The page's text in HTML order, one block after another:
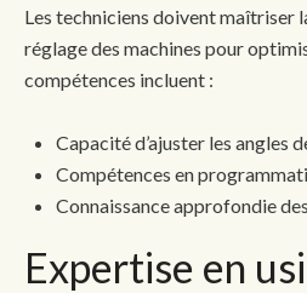
Les techniciens doivent maîtriser
réglage des machines pour
compétences incluent :
Capacité d’ajuster les angles
Compétences en
Connaissance approfondie
Expertise en